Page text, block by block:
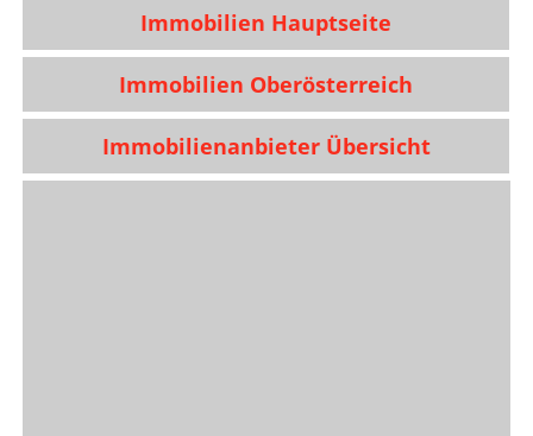
Immobilien Hauptseite
Immobilien Oberösterreich
Immobilienanbieter Übersicht